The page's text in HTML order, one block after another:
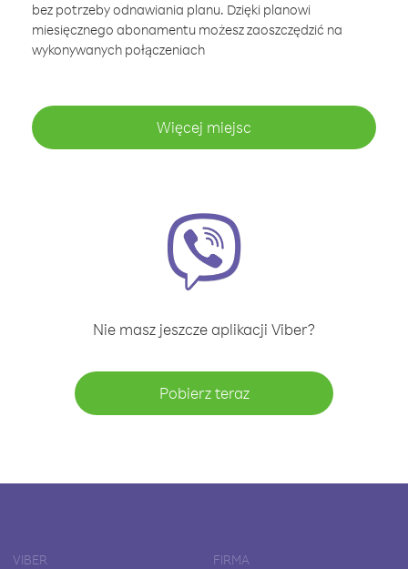
bez potrzeby odnawiania planu. Dzięki planowi
miesięcznego abonamentu możesz zaoszczędzić na
wykonywanych połączeniach
Więcej miejsc
Nie masz jeszcze aplikacji Viber?
Pobierz teraz
VIBER FIRMA